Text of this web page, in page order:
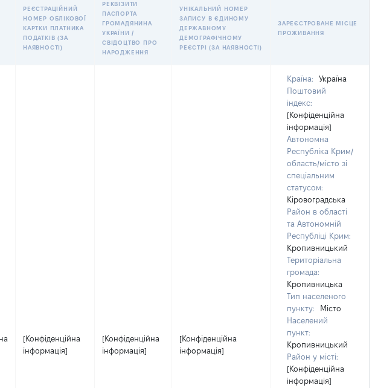
РЕЄСТРАЦІЙНИЙ
НОМЕР ОБЛІКОВОЇ
КАРТКИ ПЛАТНИКА
ПОДАТКІВ (ЗА
НАЯВНОСТІ)
РЕКВІЗИТИ
ПАСПОРТА
ГРОМАДЯНИНА
УКРАЇНИ /
СВІДОЦТВО ПРО
НАРОДЖЕННЯ
УНІКАЛЬНИЙ НОМЕР
ЗАПИСУ В ЄДИНОМУ
ДЕРЖАВНОМУ
ДЕМОГРАФІЧНОМУ
РЕЄСТРІ (ЗА НАЯВНОСТІ)
ЗАРЕЄСТРОВАНЕ МІСЦЕ
ПРОЖИВАННЯ
[Конфіденційна
інформація]
[Конфіденційна
інформація]
[Конфіденційна
інформація]
Країна:
Україна
Поштовий
індекс:
[Конфіденційна
інформація]
Автономна
Республіка Крим/
область/місто зі
спеціальним
статусом:
Кіровоградська
Район в області
та Автономній
Республіці Крим:
Кропивницький
Територіальна
громада:
Кропивницька
Тип населеного
пункту:
Місто
Населений
пункт:
Кропивницький
Район у місті:
[Конфіденційна
інформація]